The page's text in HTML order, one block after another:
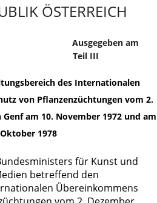
ÖSTERREICH
Ausgegeben am
Teil III
des Internationalen
von Pflanzenzüchtungen vom 2.
am 10. November 1972 und am
1978
für Kunst und
betreffend den
Übereinkommens